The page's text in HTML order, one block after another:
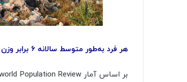
هر فرد به‌طور متوسط سالانه ۶ برابر وزن خود زباله تولید می‌کند